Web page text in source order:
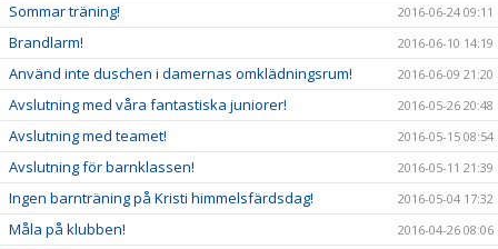
Sommar träning! 2016-06-24 09:11
Brandlarm! 2016-06-10 14:19
Använd inte duschen i damernas omklädningsrum! 2016-06-09 21:20
Avslutning med våra fantastiska juniorer! 2016-05-26 20:48
Avslutning med teamet! 2016-05-15 08:54
Avslutning för barnklassen! 2016-05-11 21:39
Ingen barnträning på Kristi himmelsfärdsdag! 2016-05-04 17:32
Måla på klubben! 2016-04-26 08:06